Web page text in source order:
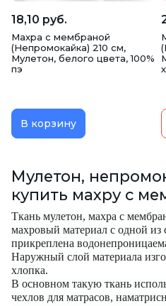
18,10 руб.
Махра с мембраной
(Непромокайка) 210 см,
Мулетон, белого цвета, 100%
пэ
В корзину
Мулетон,
купить махру с
Ткань мулетон, махра с
махровый материал с одной из
прикреплена
Наружный слой материала
хлопка.
В основном такую ткань
чехлов для матрасов,